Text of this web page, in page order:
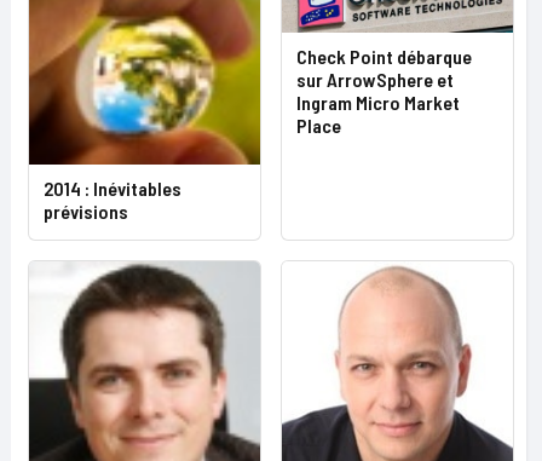
2014 : Inévitables
prévisions
Check Point débarque
sur ArrowSphere et
Ingram Micro Market
Place